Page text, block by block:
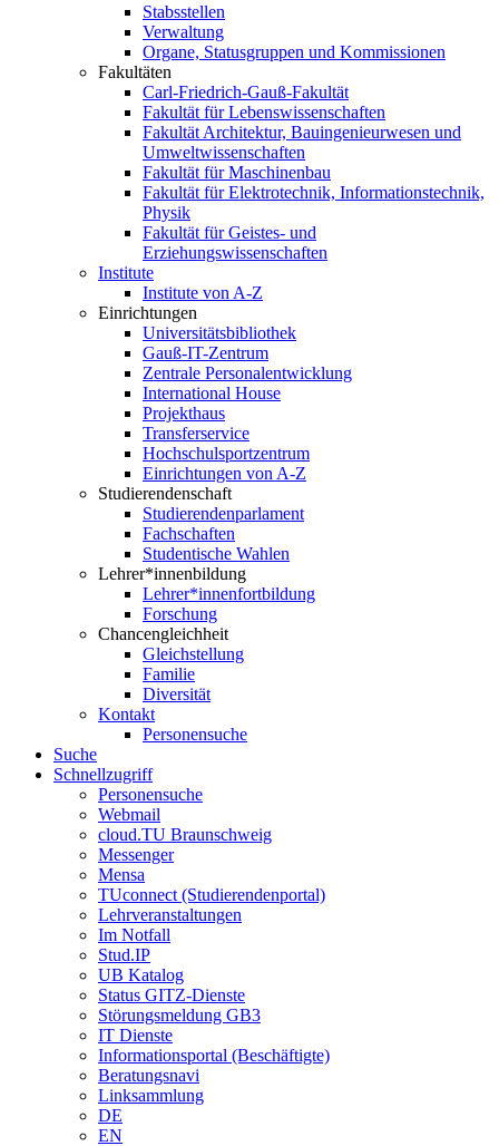
Stabsstellen
Verwaltung
Organe, Statusgruppen und Kommissionen
Fakultäten
Carl-Friedrich-Gauß-Fakultät
Fakultät für Lebenswissenschaften
Fakultät Architektur, Bauingenieurwesen und
Umweltwissenschaften
Fakultät für Maschinenbau
Fakultät für Elektrotechnik, Informationstechnik,
Physik
Fakultät für Geistes- und
Erziehungswissenschaften
Institute
Institute von A-Z
Einrichtungen
Universitätsbibliothek
Gauß-IT-Zentrum
Zentrale Personalentwicklung
International House
Projekthaus
Transferservice
Hochschulsportzentrum
Einrichtungen von A-Z
Studierendenschaft
Studierendenparlament
Fachschaften
Studentische Wahlen
Lehrer*innenbildung
Lehrer*innenfortbildung
Forschung
Chancengleichheit
Gleichstellung
Familie
Diversität
Kontakt
Personensuche
Suche
Schnellzugriff
Personensuche
Webmail
cloud.TU Braunschweig
Messenger
Mensa
TUconnect (Studierendenportal)
Lehrveranstaltungen
Im Notfall
Stud.IP
UB Katalog
Status GITZ-Dienste
Störungsmeldung GB3
IT Dienste
Informationsportal (Beschäftigte)
Beratungsnavi
Linksammlung
DE
EN